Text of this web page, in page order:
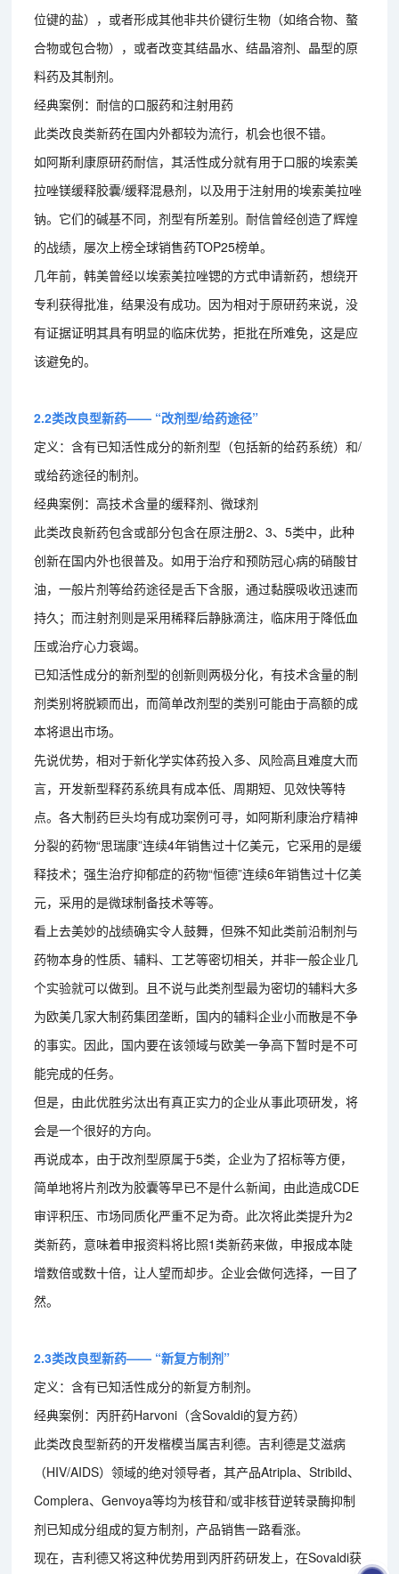
位键的盐），或者形成其他非共价键衍生物（如络合物、螯
合物或包合物），或者改变其结晶水、结晶溶剂、晶型的原
料药及其制剂。
经典案例：耐信的口服药和注射用药
此类改良类新药在国内外都较为流行，机会也很不错。
如阿斯利康原研药耐信，其活性成分就有用于口服的埃索美
拉唑镁缓释胶囊/缓释混悬剂，以及用于注射用的埃索美拉唑
钠。它们的碱基不同，剂型有所差别。耐信曾经创造了辉煌
的战绩，屡次上榜全球销售药TOP25榜单。
几年前，韩美曾经以埃索美拉唑锶的方式申请新药，想绕开
专利获得批准，结果没有成功。因为相对于原研药来说，没
有证据证明其具有明显的临床优势，拒批在所难免，这是应
该避免的。
2.2类改良型新药—— “改剂型/给药途径”
定义：含有已知活性成分的新剂型（包括新的给药系统）和/
或给药途径的制剂。
经典案例：高技术含量的缓释剂、微球剂
此类改良新药包含或部分包含在原注册2、3、5类中，此种
创新在国内外也很普及。如用于治疗和预防冠心病的硝酸甘
油，一般片剂等给药途径是舌下含服，通过黏膜吸收迅速而
持久；而注射剂则是采用稀释后静脉滴注，临床用于降低血
压或治疗心力衰竭。
已知活性成分的新剂型的创新则两极分化，有技术含量的制
剂类别将脱颖而出，而简单改剂型的类别可能由于高额的成
本将退出市场。
先说优势，相对于新化学实体药投入多、风险高且难度大而
言，开发新型释药系统具有成本低、周期短、见效快等特
点。各大制药巨头均有成功案例可寻，如阿斯利康治疗精神
分裂的药物“思瑞康”连续4年销售过十亿美元，它采用的是缓
释技术；强生治疗抑郁症的药物“恒德”连续6年销售过十亿美
元，采用的是微球制备技术等等。
看上去美妙的战绩确实令人鼓舞，但殊不知此类前沿制剂与
药物本身的性质、辅料、工艺等密切相关，并非一般企业几
个实验就可以做到。且不说与此类剂型最为密切的辅料大多
为欧美几家大制药集团垄断，国内的辅料企业小而散是不争
的事实。因此，国内要在该领域与欧美一争高下暂时是不可
能完成的任务。
但是，由此优胜劣汰出有真正实力的企业从事此项研发，将
会是一个很好的方向。
再说成本，由于改剂型原属于5类，企业为了招标等方便，
简单地将片剂改为胶囊等早已不是什么新闻，由此造成CDE
审评积压、市场同质化严重不足为奇。此次将此类提升为2
类新药，意味着申报资料将比照1类新药来做，申报成本陡
增数倍或数十倍，让人望而却步。企业会做何选择，一目了
然。
2.3类改良型新药—— “新复方制剂”
定义：含有已知活性成分的新复方制剂。
经典案例：丙肝药Harvoni（含Sovaldi的复方药）
此类改良型新药的开发楷模当属吉利德。吉利德是艾滋病
（HIV/AIDS）领域的绝对领导者，其产品Atripla、Stribild、
Complera、Genvoya等均为核苷和/或非核苷逆转录酶抑制
剂已知成分组成的复方制剂，产品销售一路看涨。
现在，吉利德又将这种优势用到丙肝药研发上，在Sovaldi获